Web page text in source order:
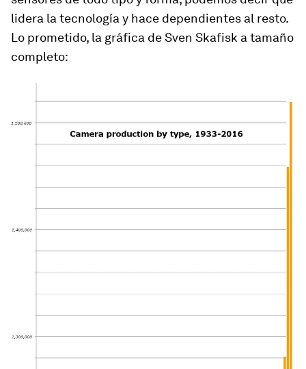
lidera la tecnología y hace dependientes al resto.
Lo prometido, la gráfica de Sven Skafisk a tamaño
completo: